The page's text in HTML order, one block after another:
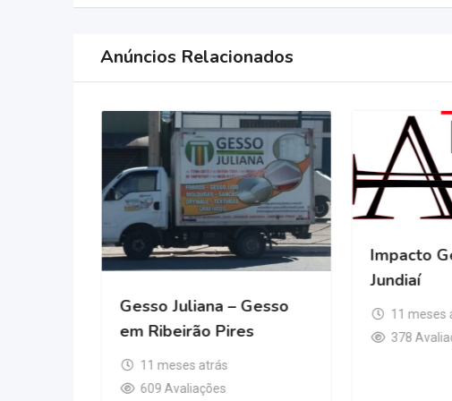
Anúncios Relacionados
Gesso Juliana – Gesso
em Ribeirão Pires
11 meses atrás
609 Avaliações
Impacto
Jundiaí
11 meses
378